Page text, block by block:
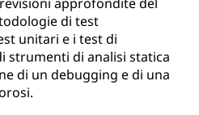
di test
unitari e i test di
strumenti di analisi statica
di un debugging e di una